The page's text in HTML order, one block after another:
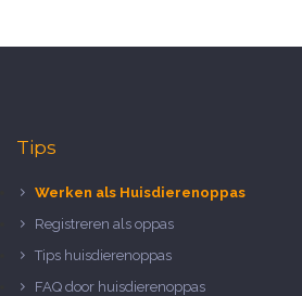
Tips
Werken als Huisdierenoppas
Registreren als oppas
Tips huisdierenoppas
FAQ door huisdierenoppas